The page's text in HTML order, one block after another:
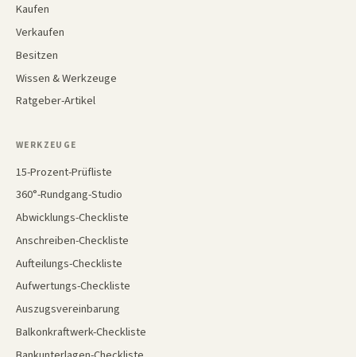
Kaufen
Verkaufen
Besitzen
Wissen & Werkzeuge
Ratgeber-Artikel
WERKZEUGE
15-Prozent-Prüfliste
360°-Rundgang-Studio
Abwicklungs-Checkliste
Anschreiben-Checkliste
Aufteilungs-Checkliste
Aufwertungs-Checkliste
Auszugsvereinbarung
Balkonkraftwerk-Checkliste